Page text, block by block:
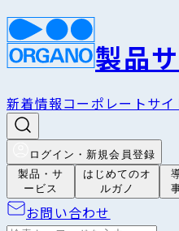
製品
新着情報コーポレートサイ
ログイン・新規会員登録
製品・サ
ービス
はじめてのオ
ルガノ
お問い合わせ